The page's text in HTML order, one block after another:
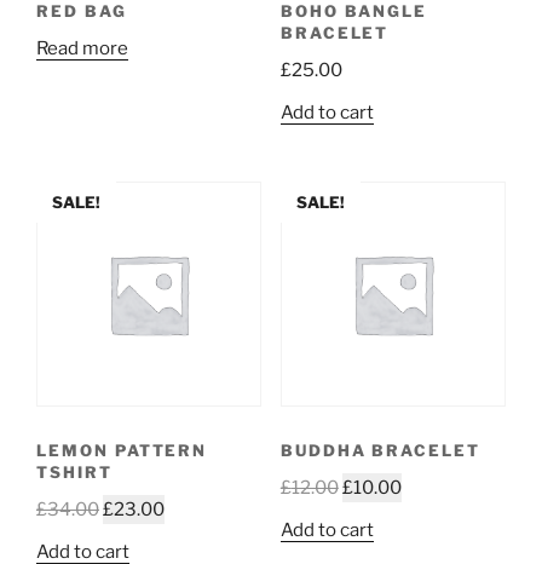
RED BAG
Read more
BOHO BANGLE
BRACELET
£25.00
Add to cart
SALE!
LEMON PATTERN
TSHIRT
£34.00£23.00
Add to cart
SALE!
BUDDHA BRACELET
£12.00£10.00
Add to cart